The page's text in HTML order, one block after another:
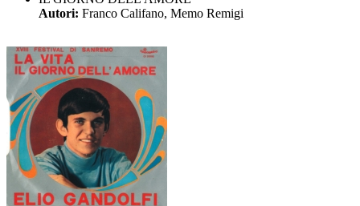
Autori: Franco Califano, Memo Remigi